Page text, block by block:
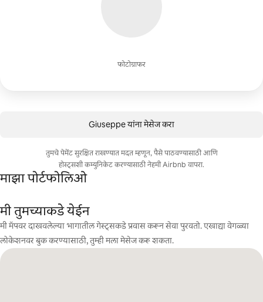
फोटोग्राफर
Giuseppe यांना मेसेज करा
तुमचे पेमेंट सुरक्षित राखण्यात मदत म्हणून, पैसे पाठवण्यासाठी आणि
होस्ट्सशी कम्युनिकेट करण्यासाठी नेहमी Airbnb वापरा.
माझा पोर्टफोलिओ
मी तुमच्याकडे येईन
मी मॅपवर दाखवलेल्या भागातील गेस्ट्सकडे प्रवास करून सेवा पुरवतो. एखाद्या वेगळ्या
लोकेशनवर बुक करण्यासाठी, तुम्ही मला मेसेज करू शकता.